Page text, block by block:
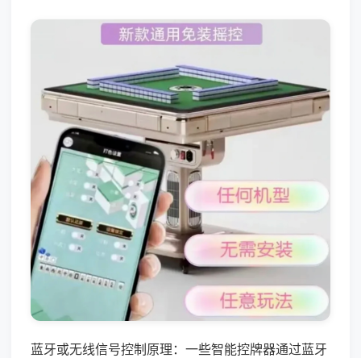
蓝牙或无线信号控制原理：一些智能控牌器通过蓝牙